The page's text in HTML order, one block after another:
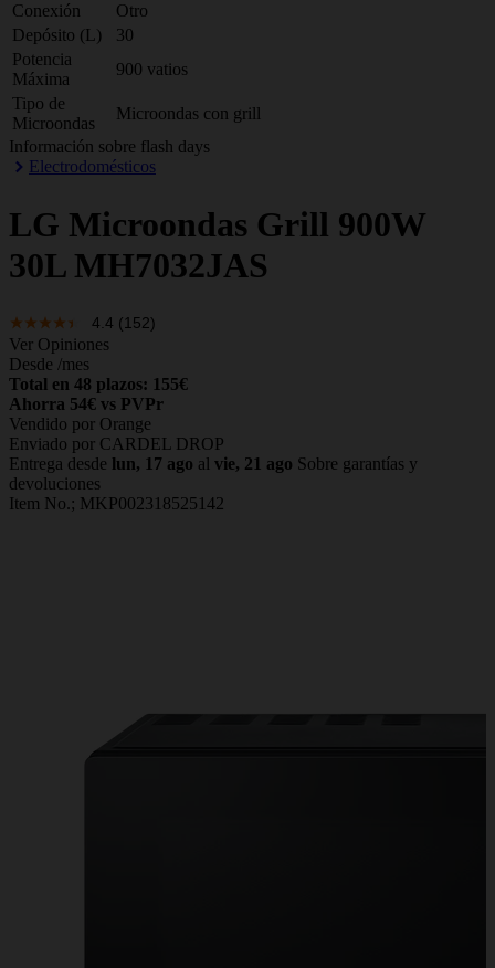
Conexión
Otro
Depósito (L)
30
Potencia
Máxima
900 vatios
Tipo de
Microondas
Microondas con grill
Información sobre flash days
Electrodomésticos
LG Microondas Grill 900W
30L MH7032JAS
4.4 (152)
Ver Opiniones
Desde /mes
Total en 48 plazos: 155€
Ahorra 54€ vs PVPr
Vendido por Orange
Enviado por CARDEL DROP
Entrega desde lun, 17 ago al vie, 21 ago Sobre garantías y
devoluciones
Item No.; MKP002318525142